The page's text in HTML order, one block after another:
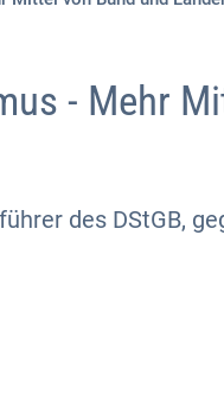
- Mehr
des DStGB,